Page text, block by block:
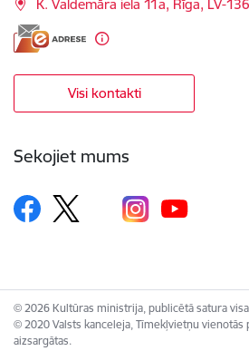
K. Valdemāra iela 11a, Rīga, LV-
Visi kontakti
Sekojiet mums
© 2026 Kultūras ministrija, publicētā satura
© 2020 Valsts kanceleja, Tīmekļvietņu vienotās
aizsargātas.